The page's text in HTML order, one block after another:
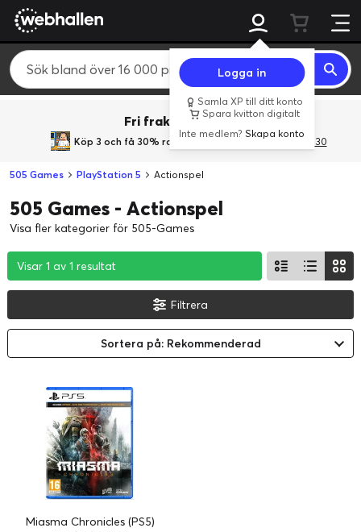
Logga in
Samla XP till ditt konto
Spara kvitton digitalt
Inte medlem?Skapa konto
Fri frakt över 800 kr.
Köp 3 och få 30% rabatt med rabattkoden 3Gives30
505 Games PlayStation 5 Actionspel
505 Games - Actionspel
Visa fler kategorier för 505-Games
Visar 1 av 1 resultat
Visar 1 av 1 resultat
Visar 1 av 1 resultat
Filtrera
Sortera på: Rekommenderad
Miasma Chronicles (PS5)